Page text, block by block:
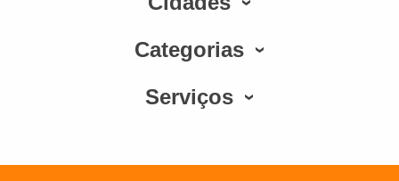
Categorias
Serviços